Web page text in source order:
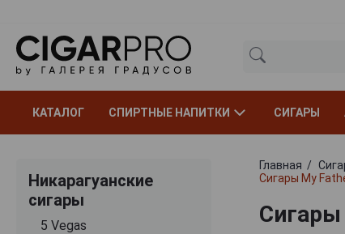
КАТАЛОГ СПИРТНЫЕ НАПИТКИ СИГАРЫ
Никарагуанские
сигары
5 Vegas
Главная
Сигары My
Сигары